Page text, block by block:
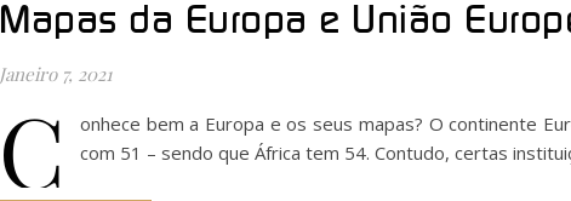
Mapas da Europa e União
Janeiro 7, 2021
C
onhece bem a Europa e os seus mapas? O continente
com 51 – sendo que África tem 54. Contudo, certas